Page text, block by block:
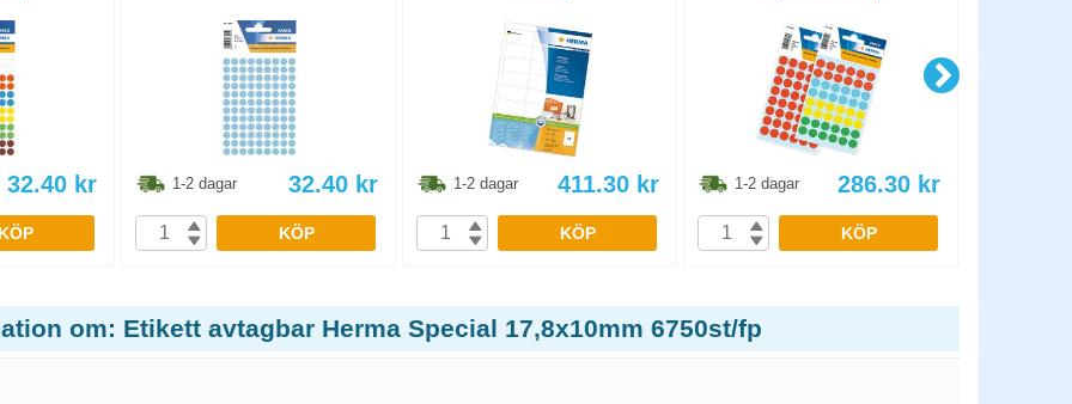
32.40 kr
KÖP
1-2 dagar 32.40 kr
KÖP
1-2 dagar 411.30 kr
KÖP
1-2 dagar 286.30 kr
KÖP
om: Etikett avtagbar Herma Special 17,8x10mm 6750st/fp